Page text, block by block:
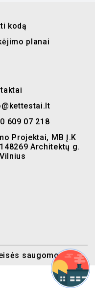
kodą
planai
609 07 218
Projektai, MB Į.K
Architektų g.
saugomos.